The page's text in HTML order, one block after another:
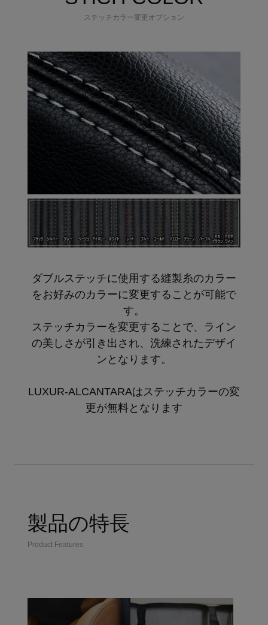
ステッチカラー変更オプション
ダブルステッチに使用する縫製糸のカラー
をお好みのカラーに変更することが可能で
す。
ステッチカラーを変更することで、ライン
の美しさが引き出され、洗練されたデザイ
ンとなります。
LUXUR-ALCANTARAはステッチカラーの変
更が無料となります
製品の特長
Product Features